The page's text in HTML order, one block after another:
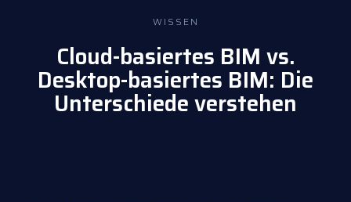
WISSEN
Cloud-basiertes BIM vs.
Desktop-basiertes BIM: Die
Unterschiede verstehen